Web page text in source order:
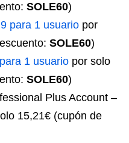
SOLE60)
para 1 usuario por
SOLE60)
1 usuario por solo
SOLE60)
Plus Account –
15,21€ (cupón de